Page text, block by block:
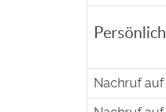
Nachruf